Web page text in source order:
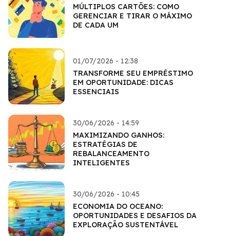
MÚLTIPLOS CARTÕES: COMO
GERENCIAR E TIRAR O MÁXIMO
DE CADA UM
01/07/2026 - 12:38
TRANSFORME SEU EMPRÉSTIMO
EM OPORTUNIDADE: DICAS
ESSENCIAIS
30/06/2026 - 14:59
MAXIMIZANDO GANHOS:
ESTRATÉGIAS DE
REBALANCEAMENTO
INTELIGENTES
30/06/2026 - 10:45
ECONOMIA DO OCEANO:
OPORTUNIDADES E DESAFIOS DA
EXPLORAÇÃO SUSTENTÁVEL